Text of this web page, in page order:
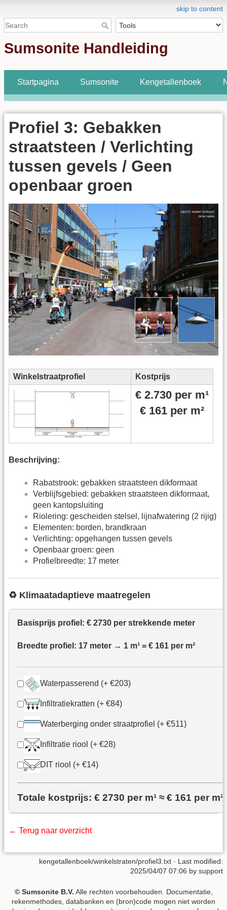
skip to content
Sumsonite Handleiding
Startpagina Sumsonite Kengetallenboek
Profiel 3: Gebakken
straatsteen / Verlichting
tussen gevels / Geen
openbaar groen
Winkelstraatprofiel Kostprijs
€ 2.730 per m¹
€ 161 per m²
Beschrijving:
Rabatstrook: gebakken straatsteen dikformaat
Verblijfsgebied: gebakken straatsteen dikformaat,
geen kantopsluiting
Riolering: gescheiden stelsel, lijnafwatering (2 rijig)
Elementen: borden, brandkraan
Verlichting: opgehangen tussen gevels
Openbaar groen: geen
Profielbreedte: 17 meter
♻️ Klimaatadaptieve maatregelen
Basisprijs profiel: € 2730 per strekkende meter
Breedte profiel: 17 meter → 1 m¹ = € 161 per m²
Waterpasserend (+ €203)
Infiltratiekratten (+ €84)
Waterberging onder straatprofiel (+ €511)
Infiltratie riool (+ €28)
DIT riool (+ €14)
Totale kostprijs: € 2730 per m¹ ≈ € 161 per m²
← Terug naar overzicht
kengetallenboek/winkelstraten/profiel3.txt · Last modified:
2025/04/07 07:06 by support
© Sumsonite B.V. Alle rechten voorbehouden. Documentatie,
rekenmethodes, databanken en (bron)code mogen niet worden